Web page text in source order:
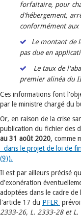
forfaitaire, pour
d'hébergement,
conformément aux
Le montant de
pas due en
Le taux de
premier alinéa du
Ces informations font
par le ministre chargé du
Or, en raison de la crise
publication du fichier des
au 31 août 2020, comme
dans le projet de loi de
(9)).
Il est par ailleurs précisé
d'exonération
adoptées dans le cadre
l'article 17 du PFLR
2333-26, L. 2333-28 et